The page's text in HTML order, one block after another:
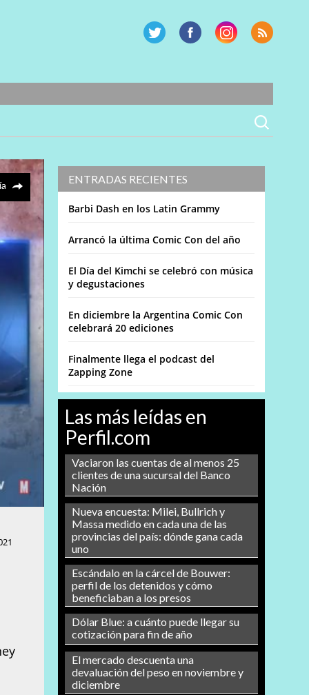
ENTRADAS RECIENTES
Barbi Dash en los Latin Grammy
Arrancó la última Comic Con del año
El Día del Kimchi se celebró con música
y degustaciones
En diciembre la Argentina Comic Con
celebrará 20 ediciones
Finalmente llega el podcast del
Zapping Zone
Las más leídas en
Perfil.com
Vaciaron las cuentas de al menos 25
clientes de una sucursal del Banco
Nación
Nueva encuesta: Milei, Bullrich y
Massa medido en cada una de las
provincias del país: dónde gana cada
uno
Escándalo en la cárcel de Bouwer:
perfil de los detenidos y cómo
beneficiaban a los presos
Dólar Blue: a cuánto puede llegar su
cotización para fin de año
El mercado descuenta una
devaluación del peso en noviembre y
diciembre